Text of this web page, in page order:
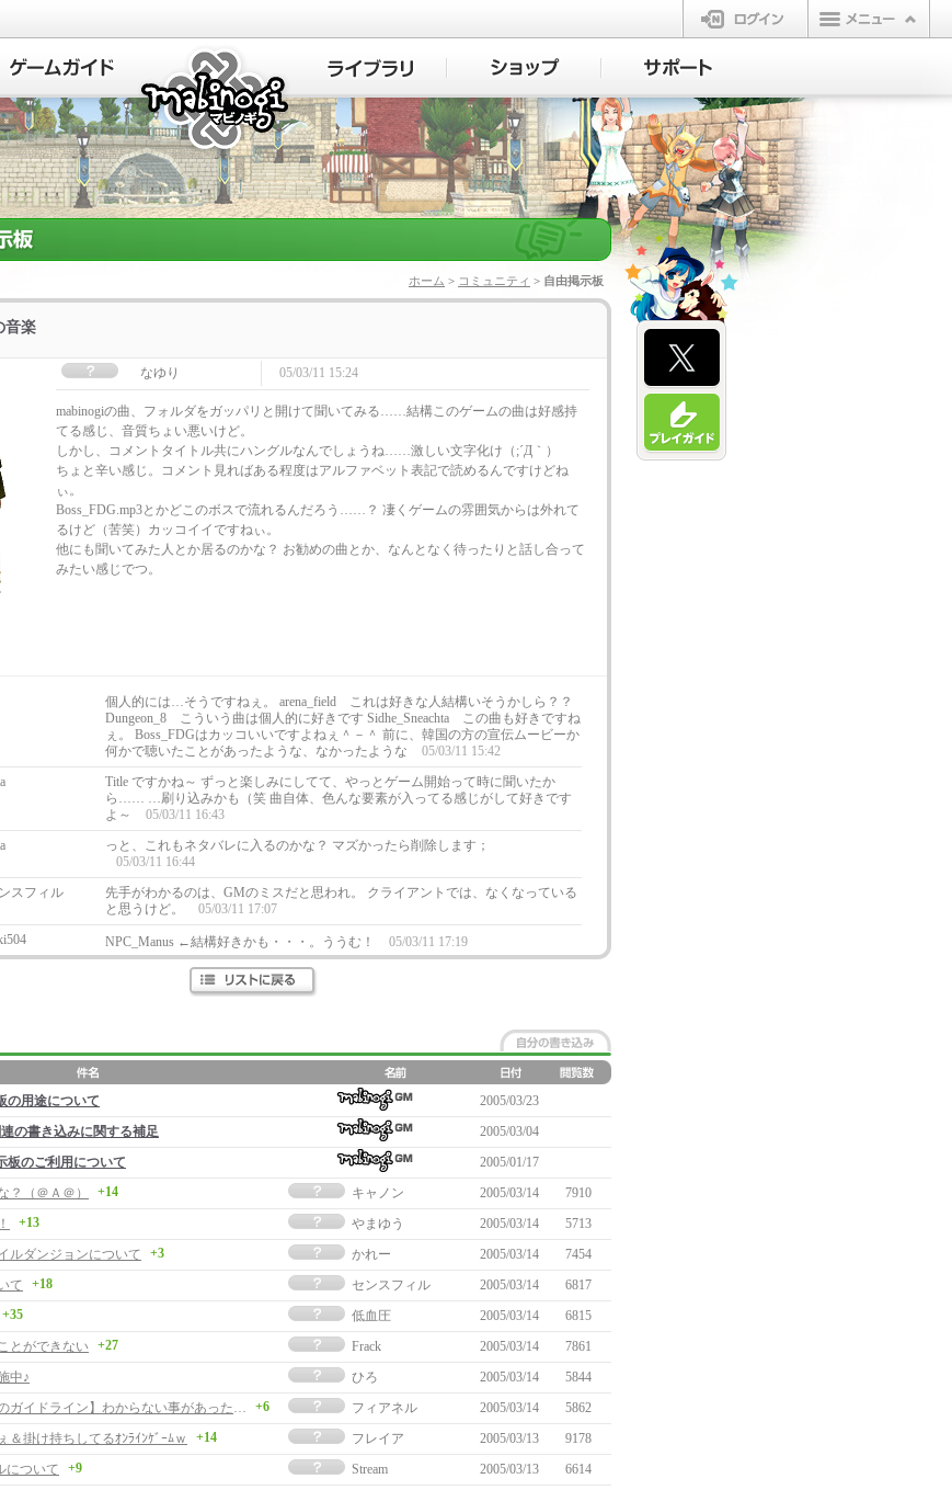
ログイン
マビノギ
ホーム > コミュニティ > 自由掲示板
音楽
なゆり 05/03/11 15:24
mabinogiの曲、フォルダをガッパリと開けて聞いてみる……結構このゲームの曲は好感持
てる感じ、音質ちょい悪いけど。
しかし、コメントタイトル共にハングルなんでしょうね……激しい文字化け（;´Д｀）
ちょと辛い感じ。コメント見ればある程度はアルファベット表記で読めるんですけどね
ぃ。
Boss_FDG.mp3とかどこのボスで流れるんだろう……？ 凄くゲームの雰囲気からは外れて
るけど（苦笑）カッコイイですねぃ。
他にも聞いてみた人とか居るのかな？ お勧めの曲とか、なんとなく待ったりと話し合って
みたい感じでつ。
個人的には…そうですねぇ。 arena_field これは好きな人結構いそうかしら？？
Dungeon_8 こういう曲は個人的に好きです Sidhe_Sneachta この曲も好きですね
ぇ。 Boss_FDGはカッコいいですよねぇ＾－＾ 前に、韓国の方の宣伝ムービーか
何かで聴いたことがあったような、なかったような
05/03/11 15:42
Title ですかね～ ずっと楽しみにしてて、やっとゲーム開始って時に聞いたか
ら…… …刷り込みかも（笑 曲自体、色んな要素が入ってる感じがして好きです
よ～
05/03/11 16:43
っと、これもネタバレに入るのかな？ マズかったら削除します；
05/03/11 16:44
スフィル
先手がわかるのは、GMのミスだと思われ。 クライアントでは、なくなっている
と思うけど。
05/03/11 17:07
NPC_Manus ←結構好きかも・・・。ううむ！ 05/03/11 17:19
の用途について
2005/03/23
の書き込みに関する補足
2005/03/04
板のご利用について
2005/01/17
？（＠Ａ＠）
+14 キャノン 2005/03/14
7910
+13 やまゆう 2005/03/14
5713
ルダンジョンについて
+3 かれー 2005/03/14
7454
て
+18 センスフィル 2005/03/14
6817
+35 低血圧 2005/03/14
6815
とができない +27 Frack 2005/03/14
7861
中♪
ひろ 2005/03/14
5844
【質問する時のガイドライン】わからない事があったら見てみよう【FAQ】
+6 フィアネル 2005/03/14
5862
＆掛け持ちしてるｵﾝﾗｲﾝｹﾞｰﾑｗ
+14 フレイア 2005/03/13
9178
について
+9 Stream 2005/03/13
6614